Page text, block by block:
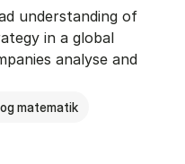
understanding of
in a global
analyse and
matematik